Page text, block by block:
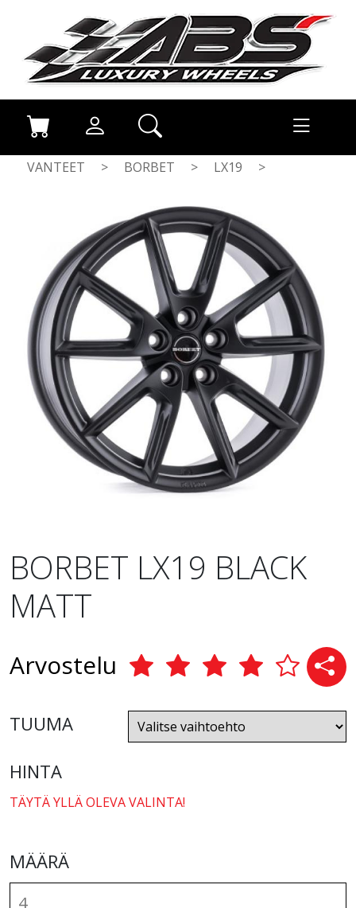
VANTEET > BORBET > LX19
>
BORBET LX19 BLACK
MATT
Arvostelu
TUUMA
HINTA
TÄYTÄ YLLÄ OLEVA VALINTA!
MÄÄRÄ